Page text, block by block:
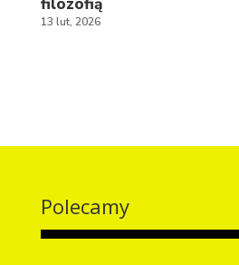
filozofią
13 lut, 2026
Polecamy